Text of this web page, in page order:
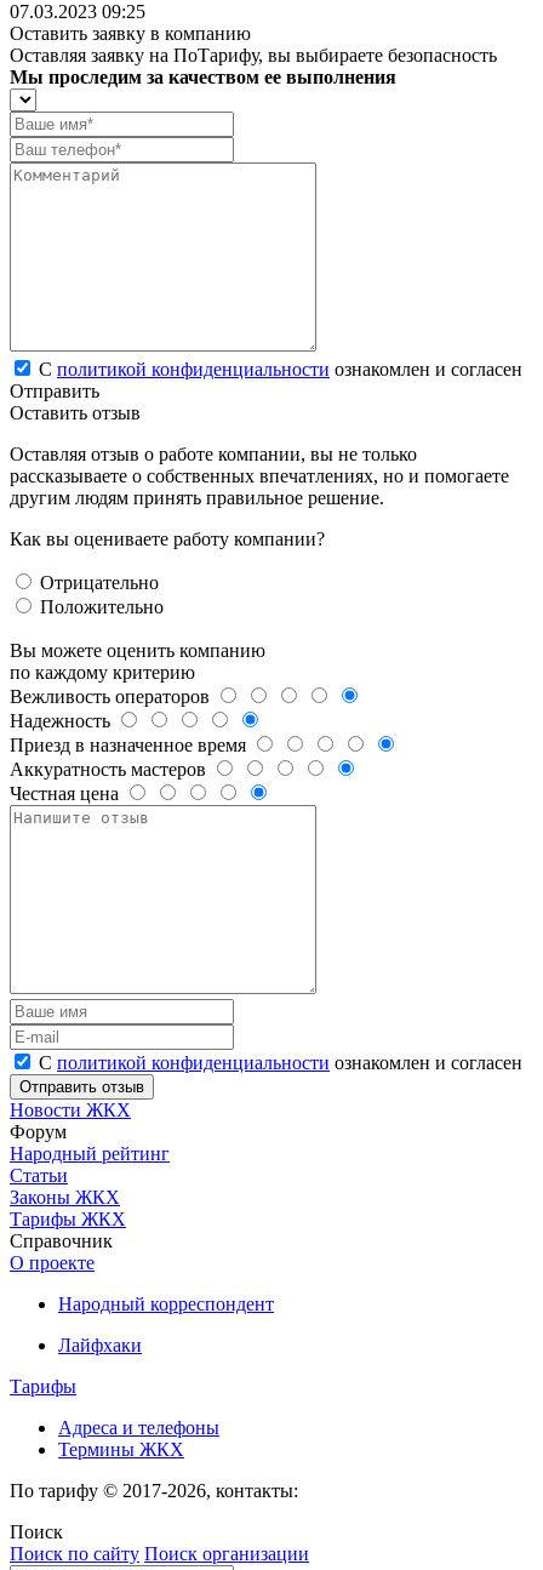
07.03.2023 09:25
Оставить заявку в компанию
Оставляя заявку на ПоТарифу, вы выбираете безопасность
Мы проследим за качеством ее выполнения
С политикой конфиденциальности ознакомлен и согласен
Отправить
Оставить отзыв
Оставляя отзыв о работе компании, вы не только
рассказываете о собственных впечатлениях, но и помогаете
другим людям принять правильное решение.
Как вы оцениваете работу компании?
Отрицательно
Положительно
Вы можете оценить компанию
по каждому критерию
Вежливость операторов
Надежность
Приезд в назначенное время
Аккуратность мастеров
Честная цена
С политикой конфиденциальности ознакомлен и согласен
Новости ЖКХ
Форум
Народный рейтинг
Статьи
Законы ЖКХ
Тарифы ЖКХ
Справочник
О проекте
Народный корреспондент
Лайфхаки
Тарифы
Адреса и телефоны
Термины ЖКХ
По тарифу © 2017-2026, контакты:
Поиск
Поиск по сайту Поиск организации